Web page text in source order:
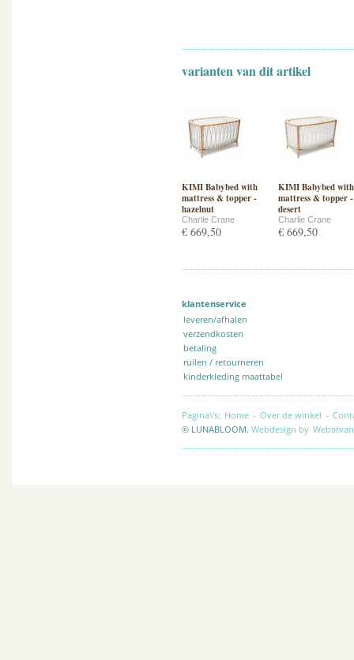
varianten van dit artikel
KIMI Babybed with
mattress & topper -
hazelnut
Charlie Crane
€ 669,50
KIMI Babybed with
mattress & topper -
desert
Charlie Crane
€ 669,50
klantenservice
leveren/afhalen
verzendkosten
betaling
ruilen / retourneren
kinderkleding maattabel
Pagina\'s: Home - Over de winkel -
© LUNABLOOM. Webdesign by